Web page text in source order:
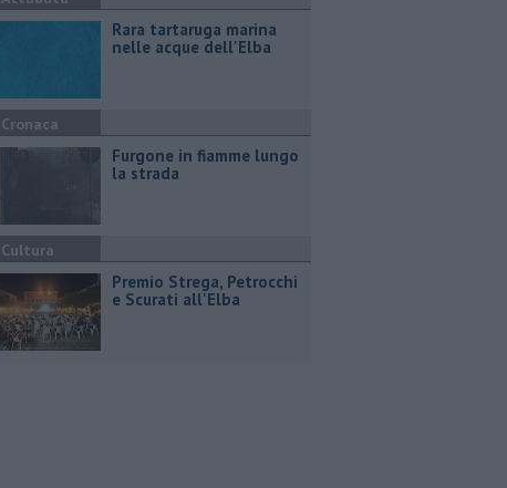
Rara tartaruga marina
nelle acque dell'Elba
Cronaca
Furgone in fiamme lungo
la strada
Cultura
Premio Strega, Petrocchi
e Scurati all'Elba